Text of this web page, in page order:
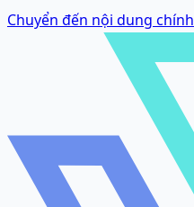
Chuyển đến nội dung chính